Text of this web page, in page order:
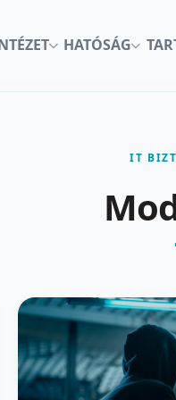
HATÓSÁG
IT